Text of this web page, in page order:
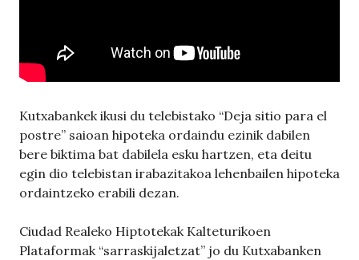
Kutxabankek ikusi du telebistako “Deja sitio para el
postre” saioan hipoteka ordaindu ezinik dabilen
bere biktima bat dabilela esku hartzen, eta deitu
egin dio telebistan irabazitakoa lehenbailen hipoteka
ordaintzeko erabili dezan.
Ciudad Realeko Hiptotekak Kalteturikoen
Plataformak “sarraskijaletzat” jo du Kutxabanken